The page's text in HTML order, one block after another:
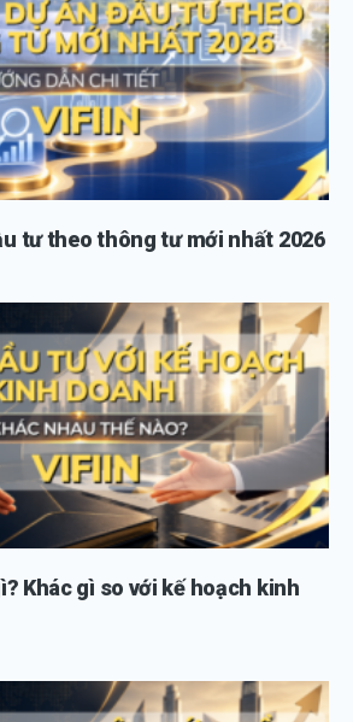
tư theo thông tư mới nhất 2026
Khác gì so với kế hoạch kinh